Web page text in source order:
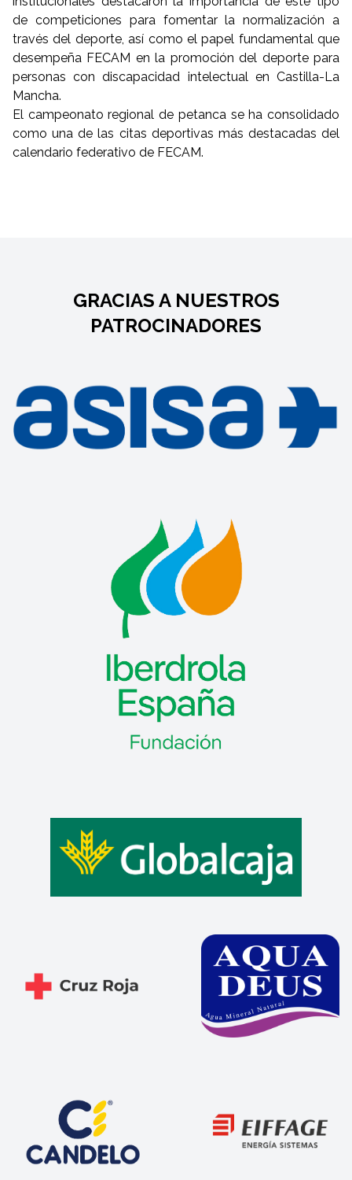
de competiciones para fomentar la normalización a
través del deporte, así como el papel fundamental que
desempeña FECAM en la promoción del deporte para
personas con discapacidad intelectual en Castilla-La
Mancha.
El campeonato regional de petanca se ha consolidado
como una de las citas deportivas más destacadas del
calendario federativo de FECAM.
GRACIAS A NUESTROS
PATROCINADORES